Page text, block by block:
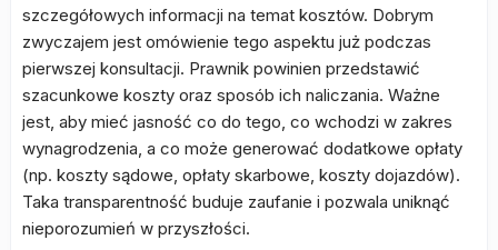
szczegółowych informacji na temat kosztów. Dobrym
zwyczajem jest omówienie tego aspektu już podczas
pierwszej konsultacji. Prawnik powinien przedstawić
szacunkowe koszty oraz sposób ich naliczania. Ważne
jest, aby mieć jasność co do tego, co wchodzi w zakres
wynagrodzenia, a co może generować dodatkowe opłaty
(np. koszty sądowe, opłaty skarbowe, koszty dojazdów).
Taka transparentność buduje zaufanie i pozwala uniknąć
nieporozumień w przyszłości.